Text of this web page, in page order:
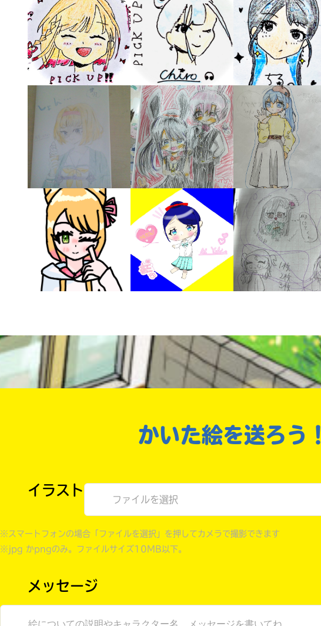
Loading. .
オフィシャルアカウント
SNSでシェアする
かいた絵を送ろう！
イラスト
ファイルを選択
※スマートフォンの場合「ファイルを選択」を押してカメラで撮影できます
※jpg かpngのみ。ファイルサイズ10MB以下。
メッセージ
い
い
え
入
力
内
容
に
ラ
ー
が
あ
る
の
で、
も
う
一
確
認
し
て
ね
戻る